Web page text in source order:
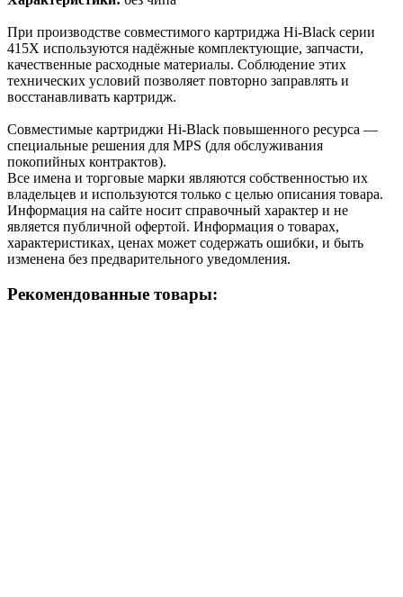
При производстве совместимого картриджа Hi-Black серии
415X используются надёжные комплектующие, запчасти,
качественные расходные материалы. Соблюдение этих
технических условий позволяет повторно заправлять и
восстанавливать картридж.
Cовместимые картриджи Hi-Black повышенного ресурса —
специальные решения для MPS (для обслуживания
покопийных контрактов).
Все имена и торговые марки являются собственностью их
владельцев и используются только с целью описания товара.
Информация на сайте носит справочный характер и не
является публичной офертой. Информация о товарах,
характеристиках, ценах может содержать ошибки, и быть
изменена без предварительного уведомления.
Рекомендованные товары: